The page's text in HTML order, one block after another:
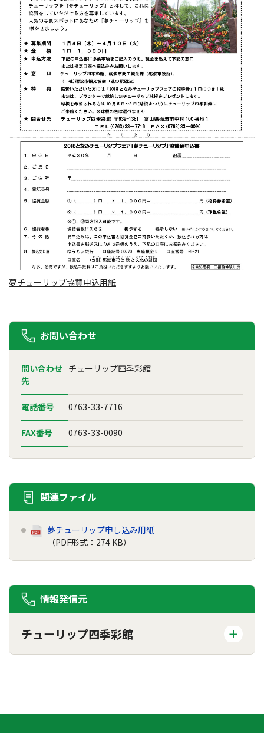
夢チューリップ協賛申込用紙
お問い合わせ
問い合わせ
先
チューリップ四季彩館
電話番号 0763-33-7716
FAX番号 0763-33-0090
関連ファイル
夢チューリップ申し込み用紙
（PDF形式：274 KB）
情報発信元
チューリップ四季彩館